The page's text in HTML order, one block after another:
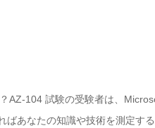
AZ-104 試験の受験者は、
ばあなたの知識や技術を測定す